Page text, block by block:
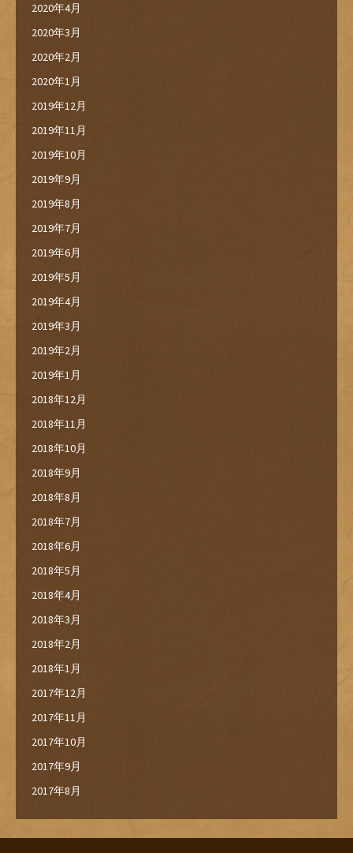
2020年4月
2020年3月
2020年2月
2020年1月
2019年12月
2019年11月
2019年10月
2019年9月
2019年8月
2019年7月
2019年6月
2019年5月
2019年4月
2019年3月
2019年2月
2019年1月
2018年12月
2018年11月
2018年10月
2018年9月
2018年8月
2018年7月
2018年6月
2018年5月
2018年4月
2018年3月
2018年2月
2018年1月
2017年12月
2017年11月
2017年10月
2017年9月
2017年8月